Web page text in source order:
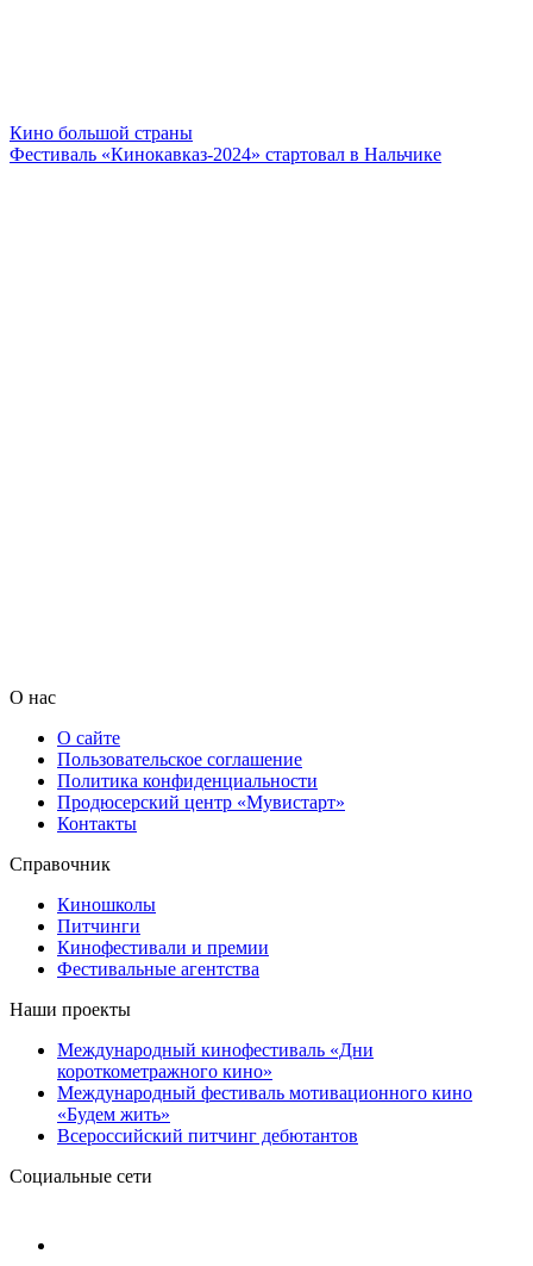
Кино большой страны
Фестиваль «Кинокавказ-2024» стартовал в Нальчике
О нас
О сайте
Пользовательское соглашение
Политика конфиденциальности
Продюсерский центр «Мувистарт»
Контакты
Справочник
Киношколы
Питчинги
Кинофестивали и премии
Фестивальные агентства
Наши проекты
Международный кинофестиваль «Дни
короткометражного кино»
Международный фестиваль мотивационного кино
«Будем жить»
Всероссийский питчинг дебютантов
Социальные сети